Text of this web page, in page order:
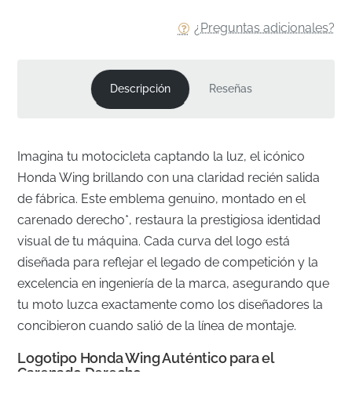
¿Preguntas adicionales?
Descripción Reseñas
Imagina tu motocicleta captando la luz, el icónico
Honda Wing brillando con una claridad recién salida
de fábrica. Este emblema genuino, montado en el
carenado derecho*, restaura la prestigiosa identidad
visual de tu máquina. Cada curva del logo está
diseñada para reflejar el legado de competición y la
excelencia en ingeniería de la marca, asegurando que
tu moto luzca exactamente como los diseñadores la
concibieron cuando salió de la línea de montaje.
Logotipo Honda Wing Auténtico para el
Carenado Derecho